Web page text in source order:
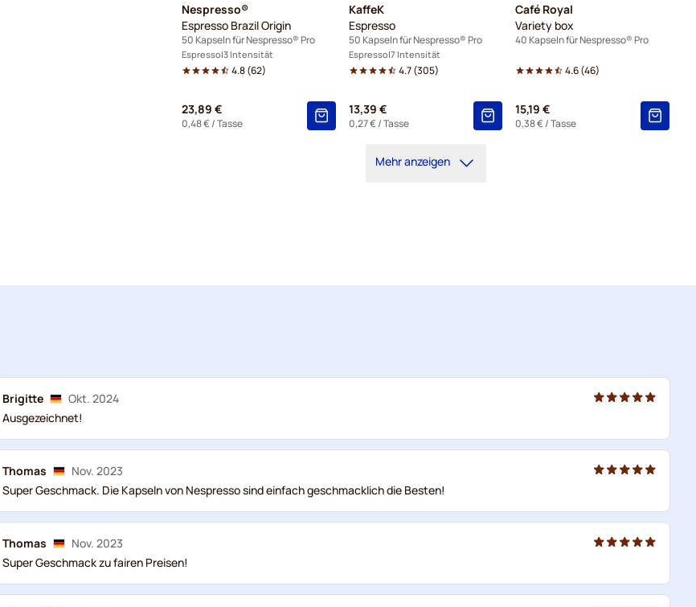
Nespresso®
Espresso Brazil Origin
50 Kapseln für Nespresso® Pro
Espresso 3 Intensität
4.8(62)
23,89 €
0,48 €/ Tasse
KaffeK
Espresso
50 Kapseln für Nespresso® Pro
Espresso 7 Intensität
4.7(305)
13,39 €
0,27 €/ Tasse
Café Royal
Variety box
40 Kapseln für Nespresso® Pro
4.6(46)
15,19 €
0,38 €/ Tasse
Mehr anzeigen
Brigitte
Okt. 2024
Ausgezeichnet!
Thomas
Nov. 2023
Super Geschmack. Die Kapseln von Nespresso sind einfach geschmacklich die Besten!
Thomas
Nov. 2023
Super Geschmack zu fairen Preisen!